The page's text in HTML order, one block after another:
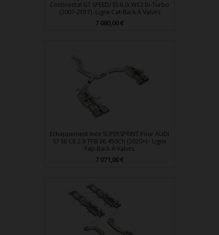
Continental GT SPEED/ SS 6.0i W12 Bi-Turbo
(2007-2017) -Ligne Cat-Back À Valves
Prix
7 080,00 €
Echappement Inox SUPERSPRINT Pour AUDI
S7 S6 C8 2.9 TFSI V6 450Ch (2020+) - Ligne
Fap-Back À Valves
Prix
7 071,00 €